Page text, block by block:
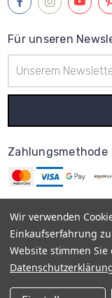
Für unseren
Mail-
Adresse
Zahlungsmethode
© 2013–2026
AGB Datenschutz
Wir verwenden
Einkaufserfahrung
Website stimmen